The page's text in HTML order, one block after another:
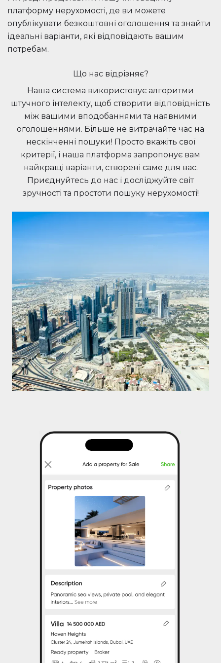
платформу нерухомості, де ви можете
опублікувати безкоштовні оголошення та знайти
ідеальні варіанти, які відповідають вашим
потребам.
Що нас відрізняє?
Наша система використовує алгоритми
штучного інтелекту, щоб створити відповідність
між вашими вподобаннями та наявними
оголошеннями. Більше не витрачайте час на
нескінченні пошуки! Просто вкажіть свої
критерії, і наша платформа запропонує вам
найкращі варіанти, створені саме для вас.
Приєднуйтесь до нас і досліджуйте світ
зручності та простоти пошуку нерухомості!